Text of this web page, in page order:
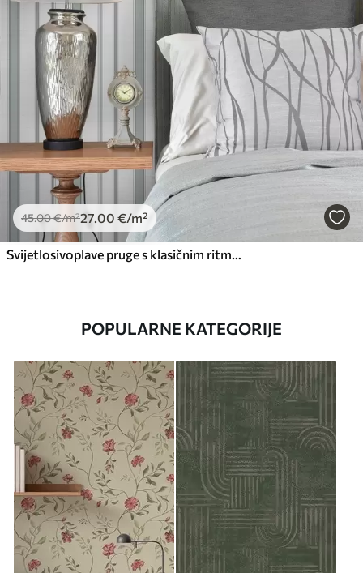
45.00€/m²27.00 €/m²
Svijetlosivoplave pruge s klasičnim ritmom
POPULARNE KATEGORIJE